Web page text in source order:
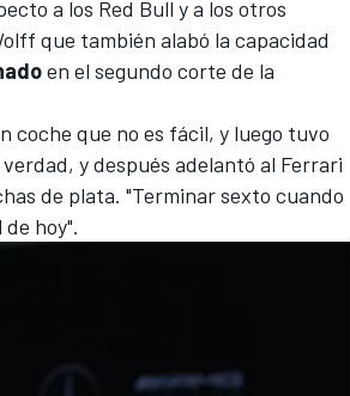
a los Red Bull y a los otros
que también alabó la capacidad
en el segundo corte de la
coche que no es fácil, y luego tuvo
y después adelantó al Ferrari
de plata. "Terminar sexto cuando
hoy".